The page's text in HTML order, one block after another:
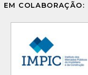
EM COLABORAÇÃO: